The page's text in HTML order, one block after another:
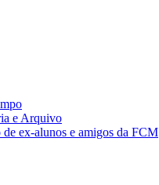
e Arquivo
ex-alunos e amigos da FCM